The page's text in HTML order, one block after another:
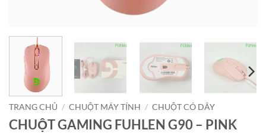
TRANG CHỦ / CHUỘT MÁY TÍNH / CHUỘT CÓ DÂY
CHUỘT GAMING FUHLEN G90 – PINK